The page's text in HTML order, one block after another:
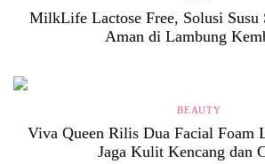
MilkLife Lactose Free, Solusi Susu
Aman di Lambung
BEAUTY
Viva Queen Rilis Dua Facial Foam
Jaga Kulit Kencang dan